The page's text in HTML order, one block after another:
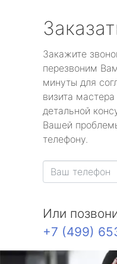
Закажите
перезвоним
минуты для
визита
детальной
Вашей
телефону.
Или
+7 (499)